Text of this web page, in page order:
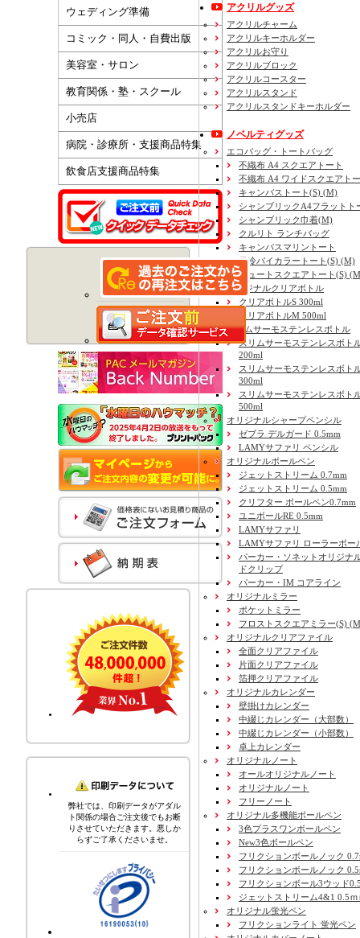
ウェディング準備
コミック・同人・自費出版
美容室・サロン
教育関係・塾・スクール
小売店
病院・診療所・支援商品特集
飲食店支援商品特集
弊社では、印刷データがアダル
ト関係の場合ご注文後でもお断
りさせていただきます。悪しか
らずご了承くださいませ。
アクリルグッズ
アクリルチャーム
アクリルキーホルダー
アクリルお守り
アクリルブロック
アクリルコースター
アクリルスタンド
アクリルスタンドキーホルダー
ノベルティグッズ
エコバッグ・トートバッグ
不織布 A4 スクエアトート
不織布 A4 ワイドスクエアト
キャンバストート(S) (M)
シャンブリックA4フラットト
シャンブリック巾着(M)
クルリト ランチバッグ
キャンバスマリントート
保冷バイカラートート(S) (M)
ジュートスクエアトート(S)
オリジナルクリアボトル
クリアボトルS 300ml
クリアボトルM 500ml
スリムサーモステンレスボトル
スリムサーモステンレスボト
200ml
スリムサーモステンレスボト
300ml
スリムサーモステンレスボト
500ml
オリジナルシャープペンシル
ゼブラ デルガード 0.5mm
LAMYサファリ ペンシル
オリジナルボールペン
ジェットストリーム 0.7mm
ジェットストリーム 0.5mm
クリフター ボールペン0.7mm
ユニボールRE 0.5mm
LAMYサファリ
LAMYサファリ ローラーボー
パーカー・ソネットオリジナ
ドクリップ
パーカー・IM コアライン
オリジナルミラー
ポケットミラー
フロストスクエアミラー(S)
オリジナルクリアファイル
全面クリアファイル
片面クリアファイル
箔押クリアファイル
オリジナルカレンダー
壁掛けカレンダー
中綴じカレンダー（大部数）
中綴じカレンダー（小部数）
卓上カレンダー
オリジナルノート
オールオリジナルノート
オリジナルノート
フリーノート
オリジナル多機能ボールペン
3色プラスワンボールペン
New3色ボールペン
フリクションボールノック
フリクションボールノック
フリクションボール3ウッド
ジェットストリーム4&1 0.5ｍ
オリジナル蛍光ペン
フリクションライト 蛍光ペン